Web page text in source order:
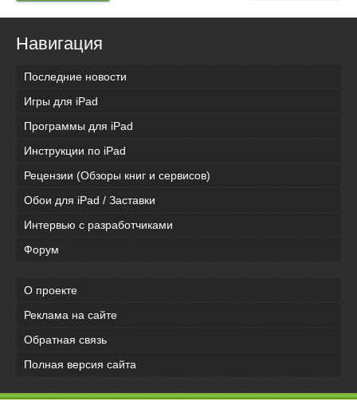
Навигация
Последние новости
Игры для iPad
Программы для iPad
Инструкции по iPad
Рецензии (Обзоры книг и сервисов)
Обои для iPad / Заставки
Интервью с разработчиками
Форум
О проекте
Реклама на сайте
Обратная связь
Полная версия сайта